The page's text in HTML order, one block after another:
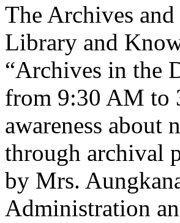
The Archives
Library and
“Archives in the
from 9:30 AM to
awareness
through archival
by Mrs.
Administration